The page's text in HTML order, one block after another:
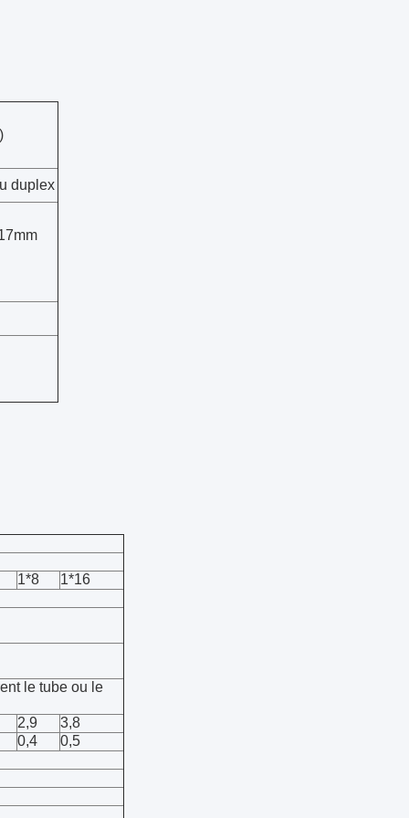
duplex
1*8 1*16
le tube ou le
2,9
3,8
0,4
0,5